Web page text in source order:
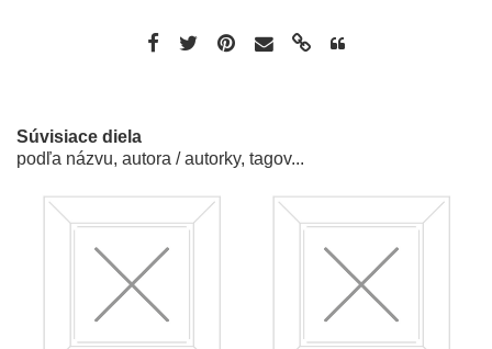
Súvisiace diela
podľa názvu, autora / autorky, tagov...